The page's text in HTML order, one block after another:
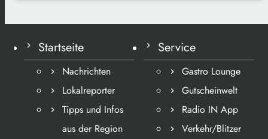
Startseite
Nachrichten
Lokalreporter
Tipps und Infos
aus der Region
Service
Gastro Lounge
Gutscheinwelt
Radio IN App
Verkehr/Blitzer